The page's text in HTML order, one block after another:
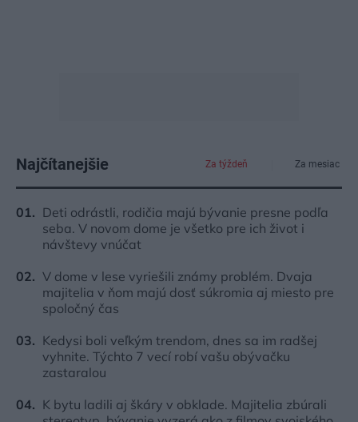
Najčítanejšie Za týždeň Za mesiac
Deti odrástli, rodičia majú bývanie presne podľa
seba. V novom dome je všetko pre ich život i
návštevy vnúčat
V dome v lese vyriešili známy problém. Dvaja
majitelia v ňom majú dosť súkromia aj miesto pre
spoločný čas
Kedysi boli veľkým trendom, dnes sa im radšej
vyhnite. Týchto 7 vecí robí vašu obývačku
zastaralou
K bytu ladili aj škáry v obklade. Majitelia zbúrali